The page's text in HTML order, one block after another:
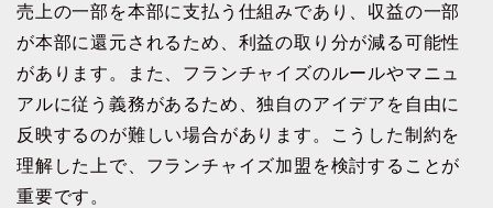
売上の一部を本部に支払う仕組みであり、収益の一部
が本部に還元されるため、利益の取り分が減る可能性
があります。また、フランチャイズのルールやマニュ
アルに従う義務があるため、独自のアイデアを自由に
反映するのが難しい場合があります。こうした制約を
理解した上で、フランチャイズ加盟を検討することが
重要です。